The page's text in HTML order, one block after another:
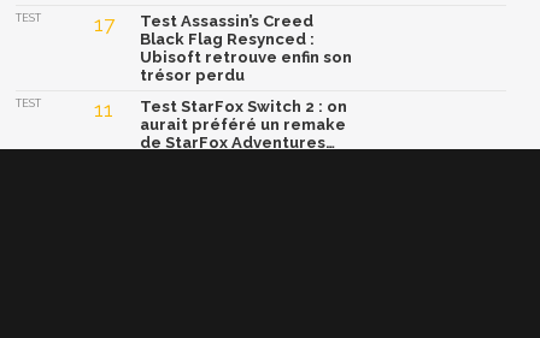
TEST 17
Test Assassin’s Creed
Black Flag Resynced :
Ubisoft retrouve enfin son
trésor perdu
TEST 11
Test StarFox Switch 2 : on
aurait préféré un remake
de StarFox Adventures…